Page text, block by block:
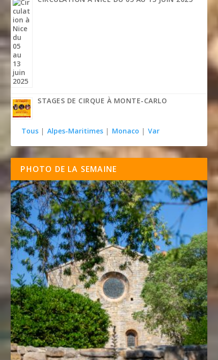
STAGES DE CIRQUE À MONTE-CARLO
Tous | Alpes-Maritimes | Monaco | Var
PHOTO DE LA SEMAINE